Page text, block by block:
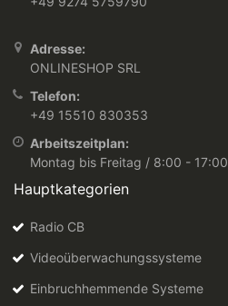
Adresse:
ONLINESHOP SRL
Telefon:
+49 15510 830353
Arbeitszeitplan:
Montag bis Freitag / 8:00 - 17:00
Hauptkategorien
Radio CB
Videoüberwachungssysteme
Einbruchhemmende Systeme